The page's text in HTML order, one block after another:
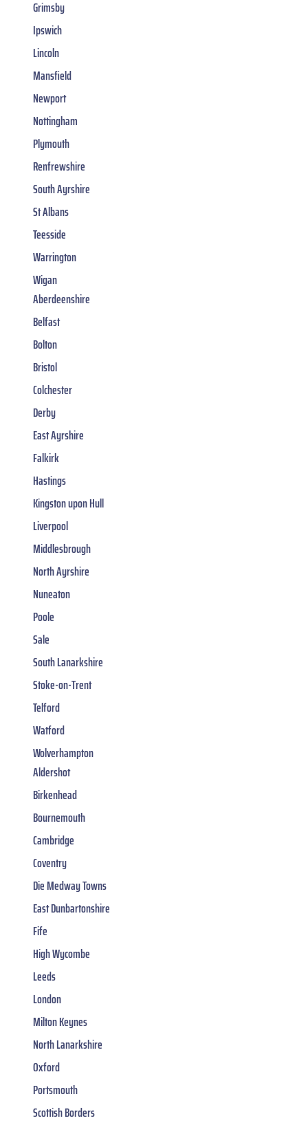
Grimsby
Ipswich
Lincoln
Mansfield
Newport
Nottingham
Plymouth
Renfrewshire
South Ayrshire
St Albans
Teesside
Warrington
Wigan
Aberdeenshire
Belfast
Bolton
Bristol
Colchester
Derby
East Ayrshire
Falkirk
Hastings
Kingston upon Hull
Liverpool
Middlesbrough
North Ayrshire
Nuneaton
Poole
Sale
South Lanarkshire
Stoke-on-Trent
Telford
Watford
Wolverhampton
Aldershot
Birkenhead
Bournemouth
Cambridge
Coventry
Die Medway Towns
East Dunbartonshire
Fife
High Wycombe
Leeds
London
Milton Keynes
North Lanarkshire
Oxford
Portsmouth
Scottish Borders